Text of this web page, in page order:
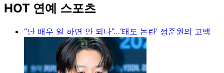
HOT 연예 스포츠
“난 배우 일 하면 안 되나”…‘태도 논란’ 정준원의 고백